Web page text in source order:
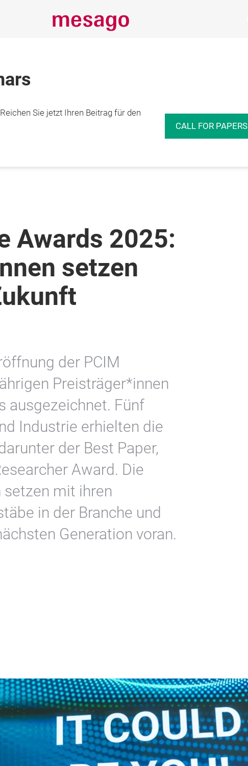
Sie jetzt Ihren Beitrag für den
CALL FOR PAPERS
Awards 2025:
setzen
der PCIM
Preisträger*innen
ausgezeichnet. Fünf
Industrie erhielten die
der Best Paper,
Award. Die
setzen mit ihren
in der Branche und
Generation voran.